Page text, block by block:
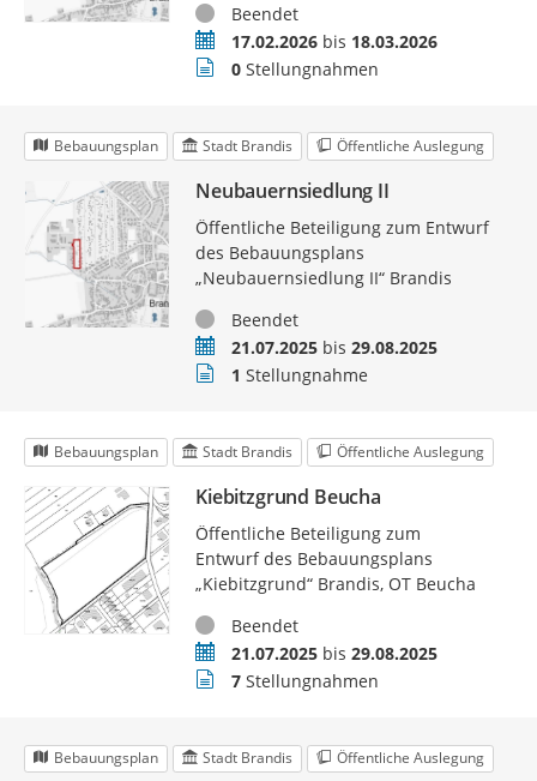
StatusBeendet
Zeitraum17.02.2026bis 18.03.2026
Stellungnahmen
0Stellungnahmen
Bebauungsplan Stadt Brandis Öffentliche Auslegung
Neubauernsiedlung II
Öffentliche Beteiligung zum Entwurf
des Bebauungsplans
„Neubauernsiedlung II“ Brandis
StatusBeendet
Zeitraum21.07.2025bis 29.08.2025
Stellungnahmen
1 Stellungnahme
Bebauungsplan Stadt Brandis Öffentliche Auslegung
Kiebitzgrund Beucha
Öffentliche Beteiligung zum
Entwurf des Bebauungsplans
„Kiebitzgrund“ Brandis, OT Beucha
StatusBeendet
Zeitraum21.07.2025bis 29.08.2025
Stellungnahmen
7Stellungnahmen
Bebauungsplan Stadt Brandis Öffentliche Auslegung